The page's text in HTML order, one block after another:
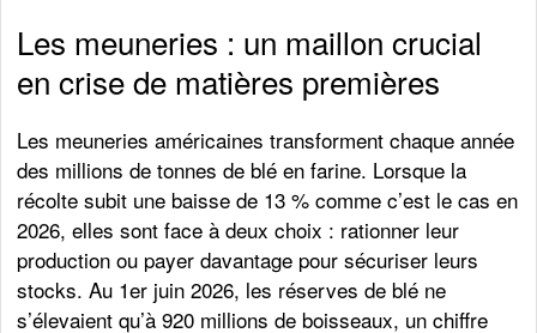
Les meuneries : un maillon crucial
en crise de matières premières
Les meuneries américaines transforment chaque année
des millions de tonnes de blé en farine. Lorsque la
récolte subit une baisse de 13 % comme c’est le cas en
2026, elles sont face à deux choix : rationner leur
production ou payer davantage pour sécuriser leurs
stocks. Au 1er juin 2026, les réserves de blé ne
s’élevaient qu’à 920 millions de boisseaux, un chiffre